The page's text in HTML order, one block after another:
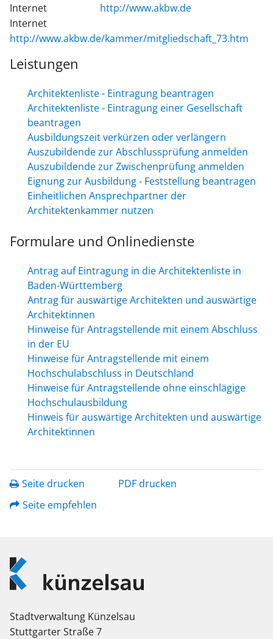
Internet
http://www.akbw.de
Internet
http://www.akbw.de/kammer/mitgliedschaft_73.htm
Leistungen
Architektenliste - Eintragung beantragen
Architektenliste - Eintragung einer Gesellschaft
beantragen
Ausbildungszeit verkürzen oder verlängern
Auszubildende zur Abschlussprüfung anmelden
Auszubildende zur Zwischenprüfung anmelden
Eignung zur Ausbildung - Feststellung beantragen
Einheitlichen Ansprechpartner der
Architektenkammer nutzen
Formulare und Onlinedienste
Antrag auf Eintragung in die Architektenliste in
Baden-Württemberg
Antrag für auswärtige Architekten und auswärtige
Architektinnen
Hinweise für Antragstellende mit einem Abschluss
in der EU
Hinweise für Antragstellende mit einem
Hochschulabschluss in Deutschland
Hinweise für Antragstellende ohne einschlägige
Hochschulausbildung
Hinweis für auswärtige Architekten und auswärtige
Architektinnen
Seite drucken
PDF drucken
Seite empfehlen
Logo
Künzelsau
Stadtverwaltung Künzelsau
Stuttgarter Straße 7